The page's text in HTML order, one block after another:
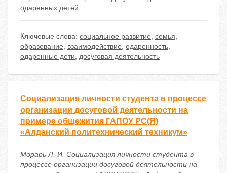
одаренных детей.
Ключевые слова: социальное развитие, семья,
образование, взаимодействие, одаренность,
одаренные дети, досуговая деятельность
Социализация личности студента в процессе
организации досуговой деятельности на
примере общежития ГАПОУ РС(Я)
«Алданский политехнический техникум»
Морарь Л. И. Социализация личности студента в
процессе организации досуговой деятельности на